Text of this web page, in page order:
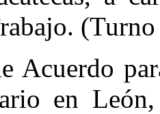
Acuerdo
en